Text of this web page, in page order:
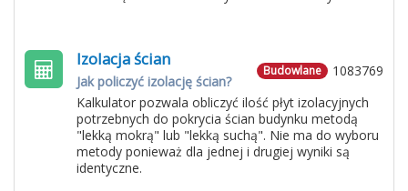
1083769
Budowlane
Izolacja ścian
Jak policzyć izolację ścian?
Kalkulator pozwala obliczyć ilość płyt izolacyjnych
potrzebnych do pokrycia ścian budynku metodą
"lekką mokrą" lub "lekką suchą". Nie ma do wyboru
metody ponieważ dla jednej i drugiej wyniki są
identyczne.